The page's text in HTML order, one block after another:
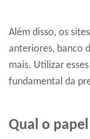
Além disso, os
anteriores, banco
mais. Utilizar
fundamental da
Qual o